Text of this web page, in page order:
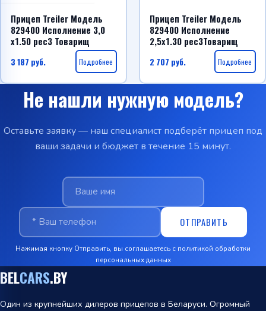
Прицеп Treiler Модель
829400 Исполнение 3,0
х1.50 рес3 Товарищ
3 187 руб. Подробнее
Прицеп Treiler Модель
829400 Исполнение
2,5х1.30 рес3Товарищ
2 707 руб. Подробнее
Не нашли нужную модель?
Оставьте заявку — наш специалист подберёт прицеп под
ваши задачи и бюджет в течение 15 минут.
ОТПРАВИТЬ
Нажимая кнопку Отправить, вы соглашаетесь с политикой обработки
персональных данных
BELCARS.BY
Один из крупнейших дилеров прицепов в Беларуси. Огромный